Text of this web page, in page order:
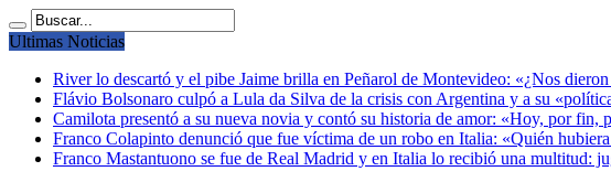
Ultimas Noticias
River lo descartó y el pibe Jaime brilla en Peñarol de Montevideo: «¿Nos dieron
Flávio Bolsonaro culpó a Lula da Silva de la crisis con Argentina y a su
Camilota presentó a su nueva novia y contó su historia de amor: «Hoy, por fin,
Franco Colapinto denunció que fue víctima de un robo en Italia: «Quién
Franco Mastantuono se fue de Real Madrid y en Italia lo recibió una multitud: